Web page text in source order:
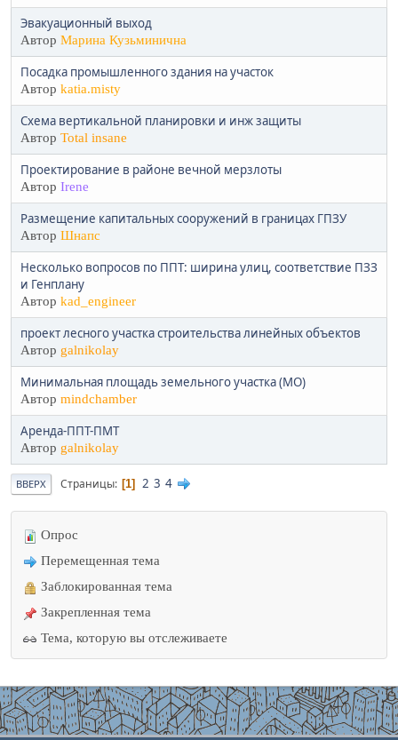
Эвакуационный выход
Автор Марина Кузьминична
Посадка промышленного здания на участок
Автор katia.misty
Схема вертикальной планировки и инж защиты
Автор Total insane
Проектирование в районе вечной мерзлоты
Автор Irene
Размещение капитальных сооружений в границах ГПЗУ
Автор Шнапс
Несколько вопросов по ППТ: ширина улиц, соответствие ПЗЗ
и Генплану
Автор kad_engineer
проект лесного участка строительства линейных объектов
Автор galnikolay
Минимальная площадь земельного участка (МО)
Автор mindchamber
Аренда-ППТ-ПМТ
Автор galnikolay
ВВЕРХ Страницы 1 2 3 4
Опрос
Перемещенная тема
Заблокированная тема
Закрепленная тема
Тема, которую вы отслеживаете